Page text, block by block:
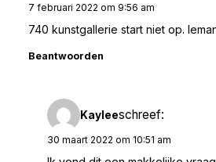
7 februari 2022 om 9:56 am
740 kunstgallerie start niet op.
Beantwoorden
Kayleeschreef:
30 maart 2022 om 10:51 am